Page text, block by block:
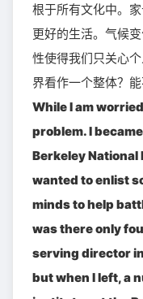
根于所有文化中。
更好的生活。气候
性使得我们只关心
界看作一个整体？
While I am
problem. I
Berkeley National
wanted to enlist
minds to help
was there only
serving director
but when I left, a